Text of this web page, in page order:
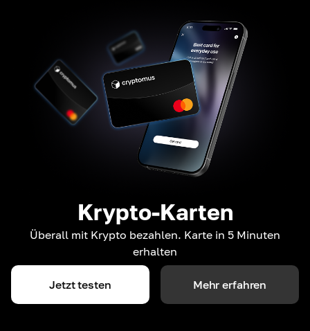
Krypto-Karten
Überall mit Krypto bezahlen. Karte in 5 Minuten
erhalten
Jetzt testen Mehr erfahren